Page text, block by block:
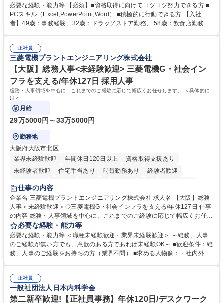
【年収補足】532万円 ＋別途インセンティヴで平均約100万円/年（昨年度
実績） ＋管理業務主任者資格手当50,000円/月 ★親会社である株式会社合
人社計画研究所社のグループ会社として、質の高いサービスと適性価格を
無/年休123日
必要な経験・能力等 【必須】■資格取得に向けてコツコツ努力できる方 ■
PCスキル（Excel,PowerPoint,Word） ■積極的に行動できる方 【入社
者】49歳：事務経験、32歳：ドラッグストア勤務、 58歳：飲食店勤務
得出来ております！ 【魅力】■フレックス制度、未経験からでも下限年収
を一律支給！ ■管理業務主任者資格取得後には50,000円/月の手当あり！
学歴・資格 学歴：大学院 大学 高専 短大 専修学校 高校 語学力： 資格：第
一種運転免許普通自動車
正社員
三菱電機プラントエンジニアリング株式会社
【大阪】総務人事<未経験歓迎> 三菱電機G・社会イン
フラを支える/年休127日 採用人事
総務・人事領域を中心に、これまでのご経験に応じて幅広くお任せします。 ＜具体的に
は＞
月給
29万5000円～33万5000円
勤務地
大阪府大阪市北区
業界未経験歓迎
年間休日120日以上
資格取得支援あり
未経験者歓迎
住宅手当あり 時短勤務あり
経験者歓迎
退職金あり
駅近5分以内
土日祝休み 服装自由 寮・社宅あり 食事補助あり
仕事の内容
企業名 三菱電機プラントエンジニアリング株式会社 求人名 【大阪】総務
人事＜未経験歓迎＞◇三菱電機G・社会インフラを支える/年休127日 仕事
の内容 総務・人事領域を中心に、これまでのご経験に応じて幅広くお任せ
します。 ＜具体的には＞ ・総務/人事労務（給与・社保・勤怠管理など）
・採用・教育研修 ・福利厚生運用 など ※基本的には事務所勤務ですが、
採用や教育等の業務内容により、関西圏以外への日帰り・宿泊を伴う国内
出張もございます。 ※担当業務を持ちつつ、お互いに助け合いながら、総
必要な経験・能力等
必要な経験・能力等 ＜職種未経験歓迎・業界未経験歓迎＞ ～総務、人事
のご経験が無い方でも、意欲のある方であれば未経験OK～ ■歓迎条件：総
務、人事のご経験をお持ちの方（業界不問） ■求める人物像：・社内外の
正社員
一般社団法人日本内科学会
第二新卒歓迎!【正社員事務】年休120日/デスクワーク